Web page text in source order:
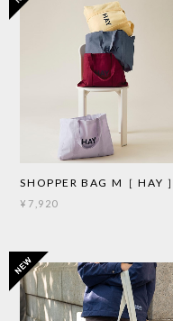
SHOPPER BAG M［ HAY ］
¥7,920